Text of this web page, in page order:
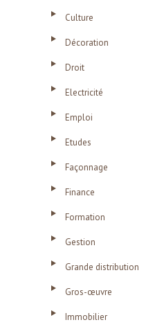
Culture
Décoration
Droit
Electricité
Emploi
Etudes
Façonnage
Finance
Formation
Gestion
Grande distribution
Gros-œuvre
Immobilier